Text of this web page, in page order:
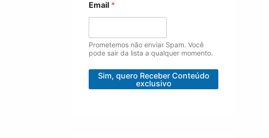
m
a
l
N
o
e
Email *
Prometemos não enviar Spam. Você
pode sair da lista a qualquer momento.
Sim, quero Receber Conteúdo
exclusivo